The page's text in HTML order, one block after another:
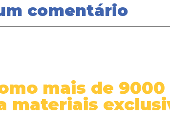
comentário
mais de
materiais